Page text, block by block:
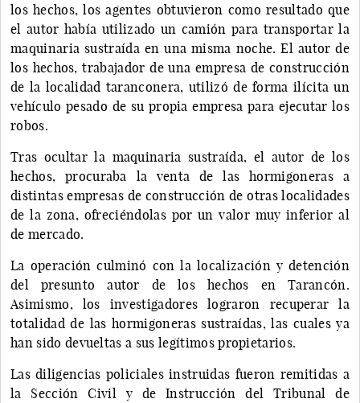
los hechos, los agentes obtuvieron como resultado que
el autor había utilizado un camión para transportar la
maquinaria sustraída en una misma noche. El autor de
los hechos, trabajador de una empresa de construcción
de la localidad taranconera, utilizó de forma ilícita un
vehículo pesado de su propia empresa para ejecutar los
robos.
Tras ocultar la maquinaria sustraída, el autor de los
hechos, procuraba la venta de las hormigoneras a
distintas empresas de construcción de otras localidades
de la zona, ofreciéndolas por un valor muy inferior al
de mercado.
La operación culminó con la localización y detención
del presunto autor de los hechos en Tarancón.
Asimismo, los investigadores lograron recuperar la
totalidad de las hormigoneras sustraídas, las cuales ya
han sido devueltas a sus legítimos propietarios.
Las diligencias policiales instruidas fueron remitidas a
la Sección Civil y de Instrucción del Tribunal de